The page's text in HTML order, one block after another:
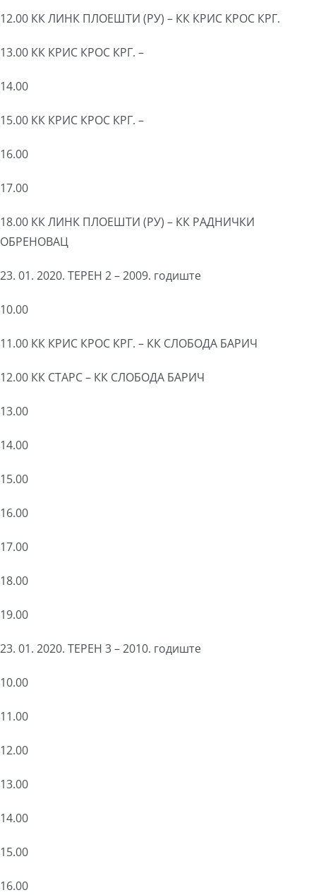
12.00 КК ЛИНК ПЛОЕШТИ (РУ) – КК КРИС КРОС КРГ.
13.00 КК КРИС КРОС КРГ. –
14.00
15.00 КК КРИС КРОС КРГ. –
16.00
17.00
18.00 КК ЛИНК ПЛОЕШТИ (РУ) – КК РАДНИЧКИ
ОБРЕНОВАЦ
23. 01. 2020. ТЕРЕН 2 – 2009. годиште
10.00
11.00 КК КРИС КРОС КРГ. – КК СЛОБОДА БАРИЧ
12.00 КК СТАРС – КК СЛОБОДА БАРИЧ
13.00
14.00
15.00
16.00
17.00
18.00
19.00
23. 01. 2020. ТЕРЕН 3 – 2010. годиште
10.00
11.00
12.00
13.00
14.00
15.00
16.00